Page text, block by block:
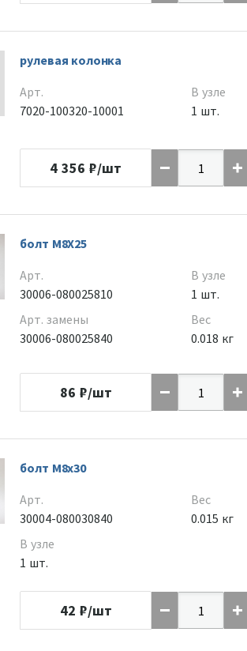
рулевая колонка
Арт.
7020-100320-10001
В узле
1 шт.
4 356 ₽/шт
болт M8X25
Арт.
30006-080025810
Арт. замены
30006-080025840
В узле
1 шт.
Вес
0.018 кг
86 ₽/шт
болт М8х30
Арт.
30004-080030840
В узле
1 шт.
Вес
0.015 кг
42 ₽/шт